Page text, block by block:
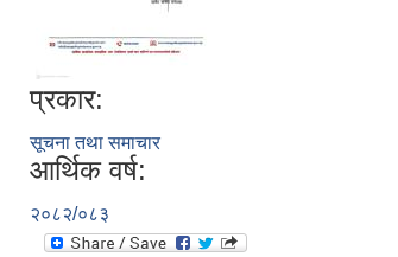
प्रकार:
सूचना तथा समाचार
आर्थिक वर्ष:
२०८२/०८३